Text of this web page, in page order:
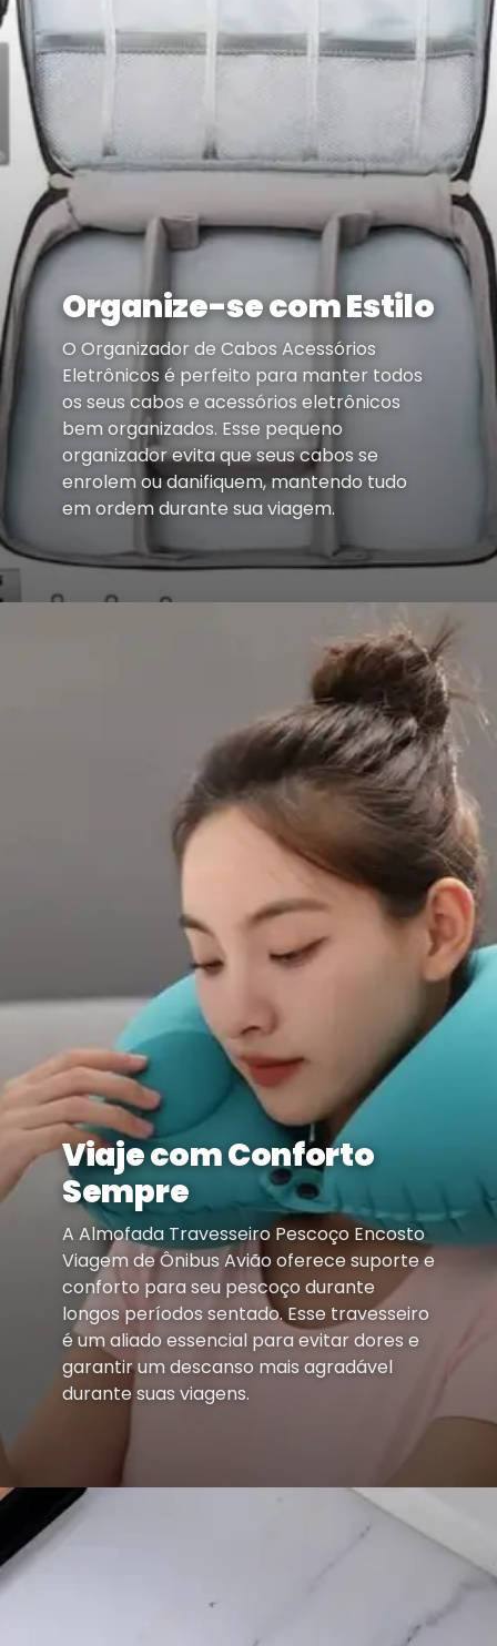
Organize-se com Estilo
O Organizador de Cabos Acessórios
Eletrônicos é perfeito para manter todos
os seus cabos e acessórios eletrônicos
bem organizados. Esse pequeno
organizador evita que seus cabos se
enrolem ou danifiquem, mantendo tudo
em ordem durante sua viagem.
Viaje com Conforto
Sempre
A Almofada Travesseiro Pescoço Encosto
Viagem de Ônibus Avião oferece suporte e
conforto para seu pescoço durante
longos períodos sentado. Esse travesseiro
é um aliado essencial para evitar dores e
garantir um descanso mais agradável
durante suas viagens.